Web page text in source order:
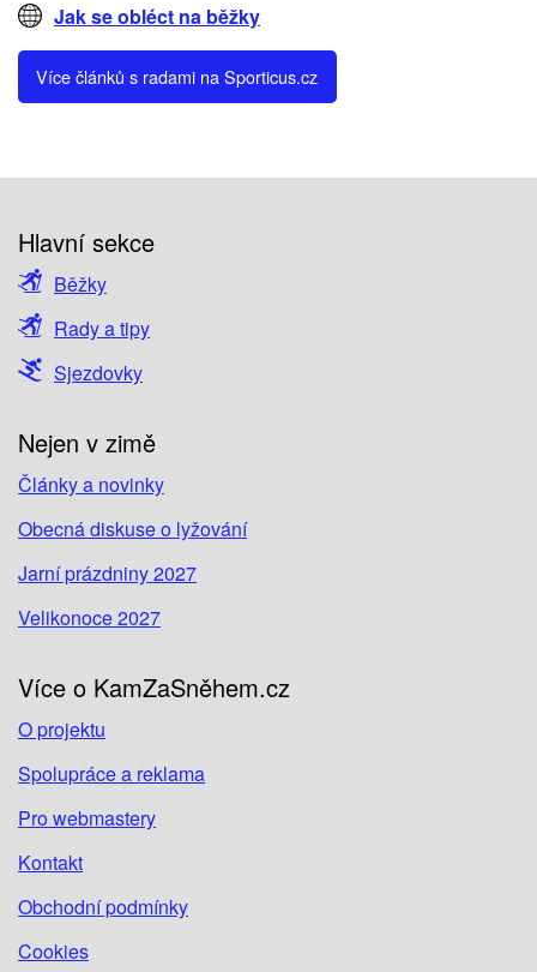
Jak se obléct na běžky
Více článků s radami na Sporticus.cz
Hlavní sekce
Běžky
Rady a tipy
Sjezdovky
Nejen v zimě
Články a novinky
Obecná diskuse o lyžování
Jarní prázdniny 2027
Velikonoce 2027
Více o KamZaSněhem.cz
O projektu
Spolupráce a reklama
Pro webmastery
Kontakt
Obchodní podmínky
Cookies